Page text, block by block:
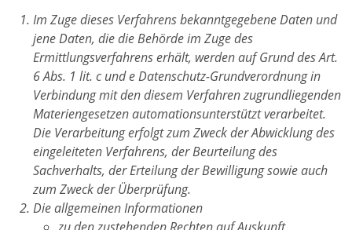
Im Zuge dieses Verfahrens bekanntgegebene Daten und
jene Daten, die die Behörde im Zuge des
Ermittlungsverfahrens erhält, werden auf Grund des Art.
6 Abs. 1 lit. c und e Datenschutz-Grundverordnung in
Verbindung mit den diesem Verfahren zugrundliegenden
Materiengesetzen automationsunterstützt verarbeitet.
Die Verarbeitung erfolgt zum Zweck der Abwicklung des
eingeleiteten Verfahrens, der Beurteilung des
Sachverhalts, der Erteilung der Bewilligung sowie auch
zum Zweck der Überprüfung.
Die allgemeinen Informationen